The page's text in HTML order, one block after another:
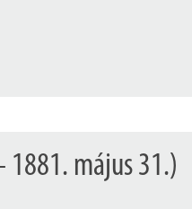
1881. május 31.)